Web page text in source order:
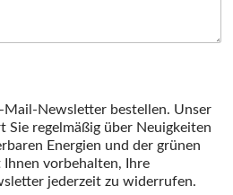
Mail-Newsletter bestellen. Unser
Sie regelmäßig über Neuigkeiten
Energien und der grünen
Ihnen vorbehalten, Ihre
jederzeit zu widerrufen.